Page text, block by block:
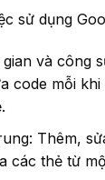
sử dụng
và công
code mỗi
Thêm,
các thẻ từ